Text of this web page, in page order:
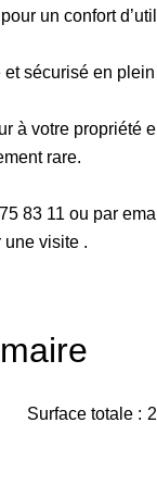
un confort
sécurisé en
à votre propriété
rare.
83 11 ou par
une visite .
Surface totale